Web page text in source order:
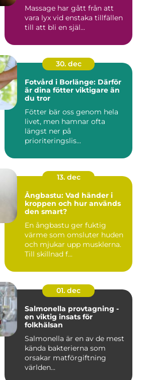
Massage har gått från att
vara lyx vid enstaka tillfällen
till att bli en själ...
30. dec
Fotvård i Borlänge: Därför
är dina fötter viktigare än
du tror
Fötter bär oss genom hela
livet, men hamnar ofta
längst ner på
prioriteringslis...
13. dec
Ångbastu: Vad händer i
kroppen och hur används
den smart?
En ångbastu ger fuktig
värme som omsluter huden
och mjukar upp musklerna.
Till skillnad f...
01. dec
Salmonella provtagning -
en viktig insats för
folkhälsan
Salmonella är en av de mest
kända bakterierna som
orsakar matförgiftning
världen...